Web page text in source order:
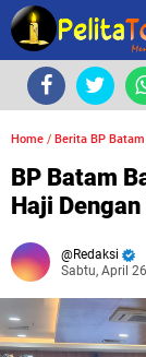
Home / Berita BP Batam
BP Batam
Haji
Redaksi
Sabtu, April